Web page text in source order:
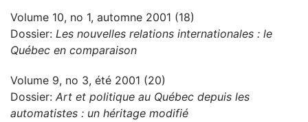
Volume 10, no 1, automne 2001 (18)
Dossier: Les nouvelles relations internationales : le
Québec en comparaison
Volume 9, no 3, été 2001 (20)
Dossier: Art et politique au Québec depuis les
automatistes : un héritage modifié